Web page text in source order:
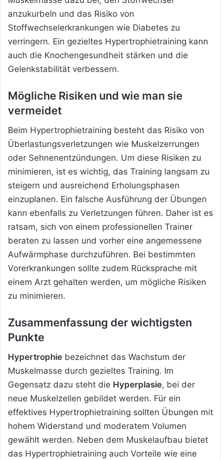
anzukurbeln und das Risiko von
Stoffwechselerkrankungen wie Diabetes zu
verringern. Ein gezieltes Hypertrophietraining kann
auch die Knochengesundheit stärken und die
Gelenkstabilität verbessern.
Mögliche Risiken und wie man sie
vermeidet
Beim Hypertrophietraining besteht das Risiko von
Überlastungsverletzungen wie Muskelzerrungen
oder Sehnenentzündungen. Um diese Risiken zu
minimieren, ist es wichtig, das Training langsam zu
steigern und ausreichend Erholungsphasen
einzuplanen. Ein falsche Ausführung der Übungen
kann ebenfalls zu Verletzungen führen. Daher ist es
ratsam, sich von einem professionellen Trainer
beraten zu lassen und vorher eine angemessene
Aufwärmphase durchzuführen. Bei bestimmten
Vorerkrankungen sollte zudem Rücksprache mit
einem Arzt gehalten werden, um mögliche Risiken
zu minimieren.
Zusammenfassung der wichtigsten
Punkte
Hypertrophie bezeichnet das Wachstum der
Muskelmasse durch gezieltes Training. Im
Gegensatz dazu steht die Hyperplasie, bei der
neue Muskelzellen gebildet werden. Für ein
effektives Hypertrophietraining sollten Übungen mit
hohem Widerstand und moderatem Volumen
gewählt werden. Neben dem Muskelaufbau bietet
das Hypertrophietraining auch Vorteile wie eine